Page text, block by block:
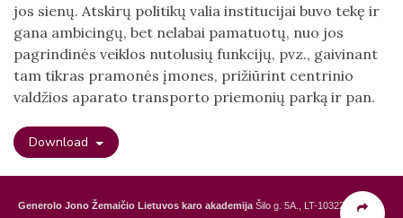
jos sienų. Atskirų politikų valia institucijai buvo tekę ir
gana ambicingų, bet nelabai pamatuotų, nuo jos
pagrindinės veiklos nutolusių funkcijų, pvz., gaivinant
tam tikras pramonės įmones, prižiūrint centrinio
valdžios aparato transporto priemonių parką ir pan.
Download
Generolo Jono Žemaičio Lietuvos karo akademija Šilo g. 5A., LT-10322 Vilnius,